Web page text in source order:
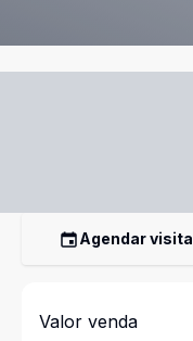
Agendar visita
Valor venda